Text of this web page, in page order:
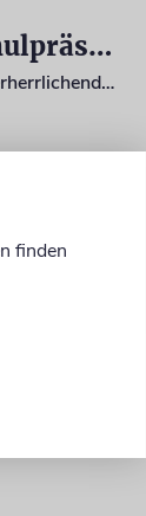
Nach Besetzung durch Israelhasser: Rücktritt von Hochschulpräsidentin Bettina Völter gefordert
Die CSU-Abgeordnete Daniela Ludwig besteht auf Konsequenzen. Sie warnt vor »gewaltverherrlichenden Vermummten, die in Hochschulen einfallen und das Existenzrecht Israels infrage stellen«
finden